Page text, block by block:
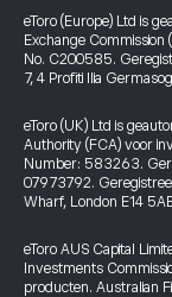
eToro (Europe) Ltd is
Exchange
No. C200585.
7, 4 Profiti Ilia
eToro (UK) Ltd is
Authority (FCA) voor
Number: 583263.
07973792.
Wharf, London E14
eToro AUS Capital
Investments
producten. Australian